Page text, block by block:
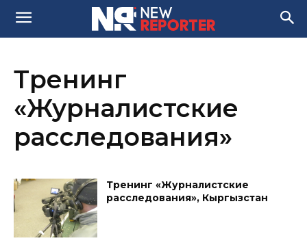
Тренинг
«Журналистские
расследования»
Тренинг «Журналистские
расследования», Кыргызстан